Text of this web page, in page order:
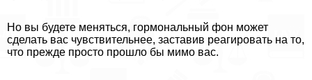
Но вы будете меняться, гормональный фон может
сделать вас чувствительнее, заставив реагировать на то,
что прежде просто прошло бы мимо вас.